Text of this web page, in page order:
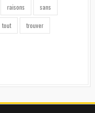
raisons sans
tout trouver